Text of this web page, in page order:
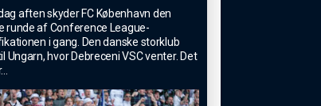
aften skyder FC København den
runde af Conference League-
i gang. Den danske storklub
Ungarn, hvor Debreceni VSC venter. Det
...